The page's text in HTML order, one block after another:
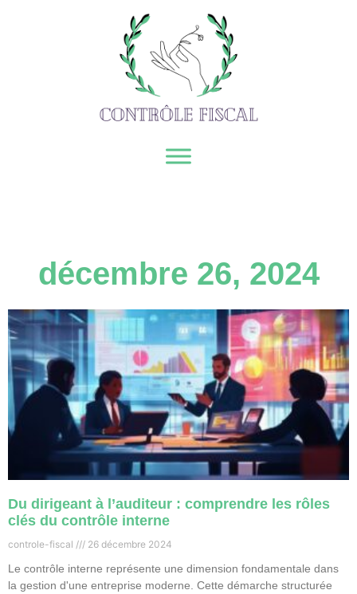
décembre 26, 2024
Du dirigeant à l’auditeur : comprendre les rôles
clés du contrôle interne
controle-fiscal 26 décembre 2024
Le contrôle interne représente une dimension fondamentale dans
la gestion d'une entreprise moderne. Cette démarche structurée